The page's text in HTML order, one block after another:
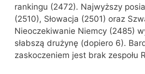
rankingu (2472). Najwyższy
(2510), Słowacja (2501) oraz
Nieoczekiwanie Niemcy (2485)
słabszą drużynę (dopiero 6).
zaskoczeniem jest brak zespołu